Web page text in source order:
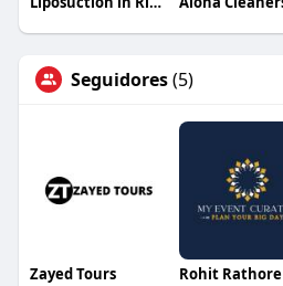
Seguidores(5)
Zayed Tours Rohit Rathore